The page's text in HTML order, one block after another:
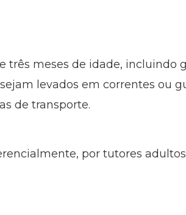
três meses de idade, incluindo
levados em correntes ou
de transporte.
por tutores